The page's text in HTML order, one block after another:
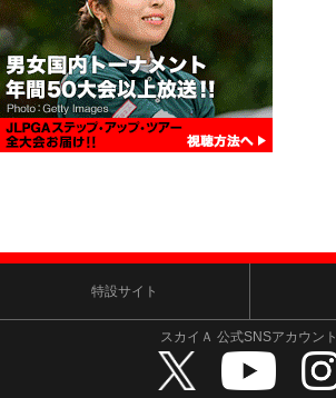
特設サイト
スカイＡ 公式SNSアカウント